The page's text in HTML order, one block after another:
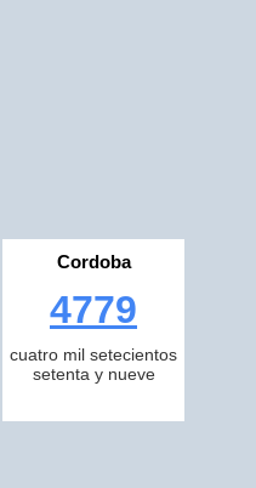
Cordoba
4779
cuatro mil setecientos
setenta y nueve